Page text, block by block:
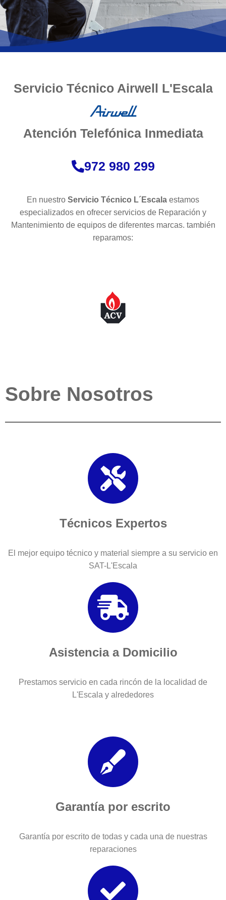
Servicio Técnico Airwell L'Escala
Atención Telefónica Inmediata
972 980 299
En nuestro Servicio Técnico L´Escala estamos
especializados en ofrecer servicios de Reparación y
Mantenimiento de equipos de diferentes marcas. también
reparamos:
Sobre Nosotros
Técnicos Expertos
El mejor equipo técnico y material siempre a su servicio en
SAT-L'Escala
Asistencia a Domicilio
Prestamos servicio en cada rincón de la localidad de
L'Escala y alrededores
Garantía por escrito
Garantía por escrito de todas y cada una de nuestras
reparaciones